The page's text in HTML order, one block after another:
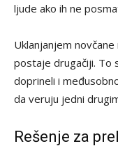
ljude ako ih ne
Uklanjanjem
postaje drugačiji. To
doprineli i
da veruju jedni
Rešenje za